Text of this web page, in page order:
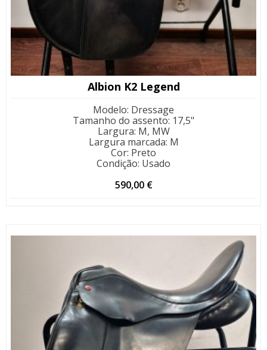
Albion K2 Legend
Modelo: Dressage
Tamanho do assento: 17,5"
Largura: M, MW
Largura marcada: M
Cor: Preto
Condição: Usado
590,00 €